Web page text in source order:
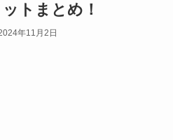
トまとめ！
年11月2日